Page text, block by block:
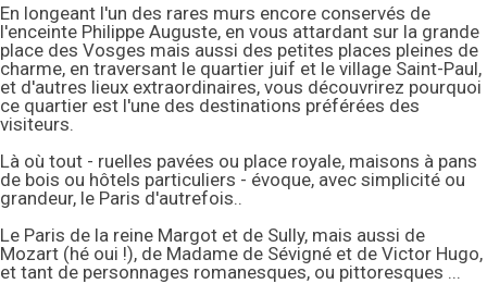
En longeant l'un des rares murs encore conservés de
l'enceinte Philippe Auguste, en vous attardant sur la grande
place des Vosges mais aussi des petites places pleines de
charme, en traversant le quartier juif et le village Saint-Paul,
et d'autres lieux extraordinaires, vous découvrirez pourquoi
ce quartier est l'une des destinations préférées des
visiteurs.
Là où tout - ruelles pavées ou place royale, maisons à pans
de bois ou hôtels particuliers - évoque, avec simplicité ou
grandeur, le Paris d'autrefois..
Le Paris de la reine Margot et de Sully, mais aussi de
Mozart (hé oui !), de Madame de Sévigné et de Victor Hugo,
et tant de personnages romanesques, ou pittoresques ...